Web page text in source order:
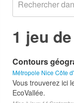
1 jeu
Contours
Métropole Nice Côte
Vous trouverez ici
EcoVallée.